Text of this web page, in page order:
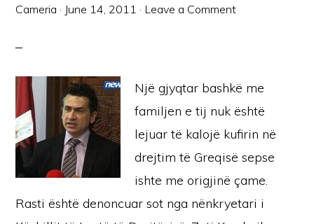
Cameria · June 14, 2011 · Leave a Comment
Një gjyqtar bashkë me
familjen e tij nuk është
lejuar të kalojë kufirin në
drejtim të Greqisë sepse
ishte me origjinë çame.
Rasti është denoncuar sot nga nënkryetari i